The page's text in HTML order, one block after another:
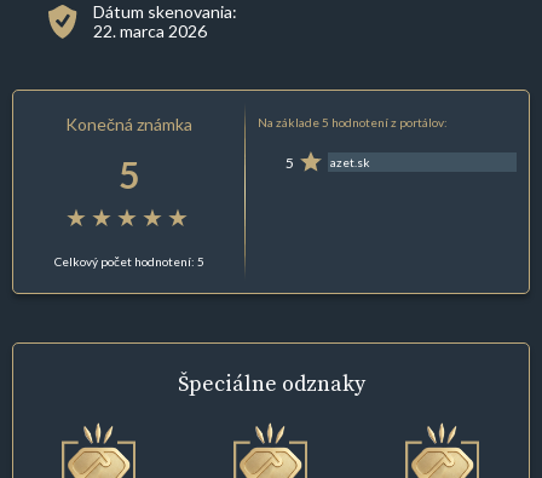
Dátum skenovania:
22. marca 2026
Konečná známka
5
Celkový počet hodnotení: 5
Na základe 5 hodnotení z portálov:
5 azet.sk
Špeciálne odznaky